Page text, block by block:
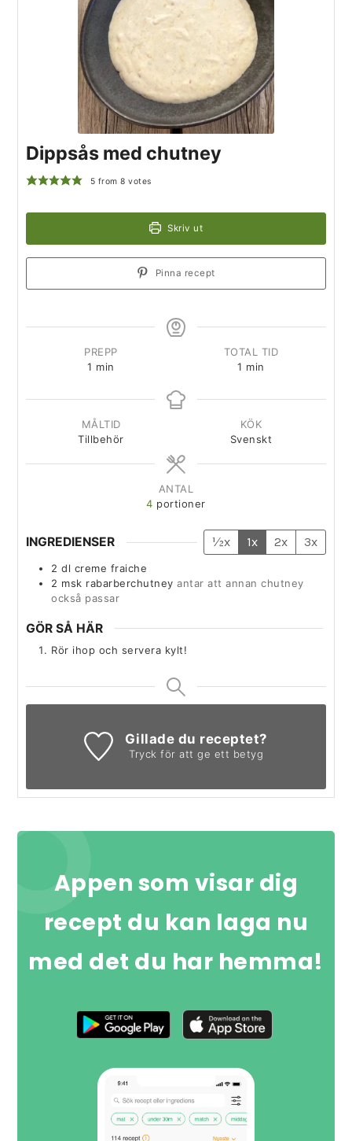
Dippsås med chutney
5 from8 votes
Skriv ut
Pinna recept
PREPP
1 min
TOTAL TID
1 min
MÅLTID
Tillbehör
KÖK
Svenskt
ANTAL
4 portioner
INGREDIENSER ½x 1x 2x 3x
2 dl creme fraiche
2 msk rabarberchutney antar att annan chutney
också passar
GÖR SÅ HÄR
Rör ihop och servera kylt!
Gillade du receptet?
Tryck för att ge ett betyg
Appen som visar dig
recept du kan laga nu
med det du har hemma!